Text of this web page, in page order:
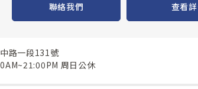
聯絡我們 查看
路一段131號
周日公休